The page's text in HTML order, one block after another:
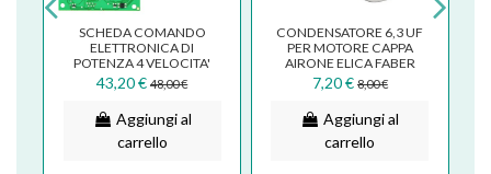
SCHEDA COMANDO
ELETTRONICA DI
POTENZA 4 VELOCITA'
CAPPA ELICA SMEG
ECB0124166
43,20 € 48,00 €
Aggiungi al
carrello
CONDENSATORE 6,3 UF
PER MOTORE CAPPA
AIRONE ELICA FABER
SMEG CND0076951
7,20 € 8,00 €
Aggiungi al
carrello